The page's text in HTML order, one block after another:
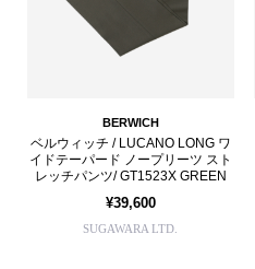
BERWICH
ベルウィッチ / LUCANO LONG ワ
イドテーパード ノープリーツ スト
レッチパンツ/ GT1523X GREEN
¥39,600
SUGAWARA LTD.